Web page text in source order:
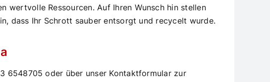
wertvolle Ressourcen. Auf Ihren Wunsch hin stellen
dass Ihr Schrott sauber entsorgt und recycelt wurde.
6548705 oder über unser Kontaktformular zur